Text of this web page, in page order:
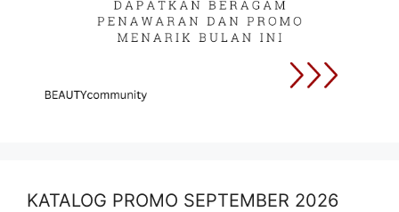
KATALOG PROMO SEPTEMBER 2026